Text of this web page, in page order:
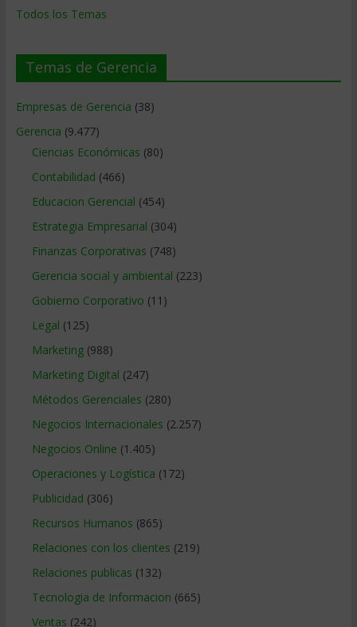
Todos los Temas
Temas de Gerencia
Empresas de Gerencia (38)
Gerencia (9.477)
Ciencias Económicas (80)
Contabilidad (466)
Educacion Gerencial (454)
Estrategia Empresarial (304)
Finanzas Corporativas (748)
Gerencia social y ambiental (223)
Gobierno Corporativo (11)
Legal (125)
Marketing(988)
Marketing Digital (247)
Métodos Gerenciales (280)
Negocios Internacionales (2.257)
Negocios Online (1.405)
Operaciones y Logística (172)
Publicidad (306)
Recursos Humanos (865)
Relaciones con los clientes (219)
Relaciones publicas (132)
Tecnologia de Informacion (665)
Ventas (242)